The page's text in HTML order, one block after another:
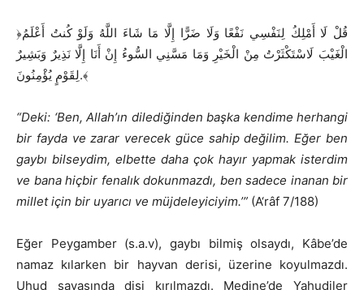
﴿قُلْ لَا أَمْلِكُ لِنَفْسِي نَفْعًا وَلَا ضَرًّا إِلَّا مَا شَاءَ اللَّهُ وَلَوْ كُنتُ أَعْلَمُ
الْغَيْبَ لَاسْتَكْثَرْتُ مِنْ الْخَيْرِ وَمَا مَسَّنِي السُّوءُ إِنْ أَنَا إِلَّا نَذِيرٌ وَبَشِيرٌ
لِقَوْمٍ يُؤْمِنُونَ.﴾
“Deki: ‘Ben, Allah’ın dilediğinden başka kendime herhangi
bir fayda ve zarar verecek güce sahip değilim. Eğer ben
gaybı bilseydim, elbette daha çok hayır yapmak isterdim
ve bana hiçbir fenalık dokunmazdı, ben sadece inanan bir
millet için bir uyarıcı ve müjdeleyiciyim.’” (A‘râf 7/188)
Eğer Peygamber (s.a.v), gaybı bilmiş olsaydı, Kâbe’de
namaz kılarken bir hayvan derisi, üzerine koyulmazdı.
Uhud savaşında dişi kırılmazdı. Medine’de Yahudiler